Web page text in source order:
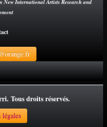
International Artists Research and
Tous droits réservés.